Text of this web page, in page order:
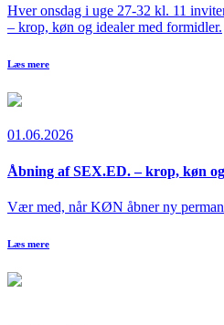
Hver onsdag i uge 27-32 kl. 11
– krop, køn og idealer med formidler.
Læs mere
01.06.2026
Åbning af SEX.ED. – krop, køn
Vær med, når KØN åbner ny
Læs mere